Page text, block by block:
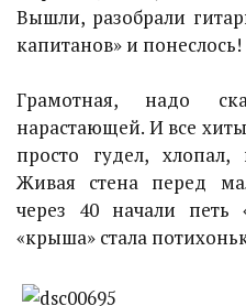
Вышли, разобрали
капитанов» и понеслось!
Грамотная, надо
нарастающей. И все
просто гудел,
Живая стена перед
через 40 начали петь
«крыша» стала